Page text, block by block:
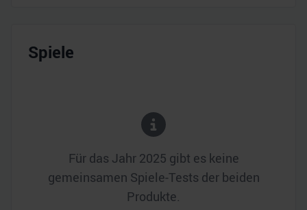
Spiele
Für das Jahr 2025 gibt es keine
gemeinsamen Spiele-Tests der beiden
Produkte.